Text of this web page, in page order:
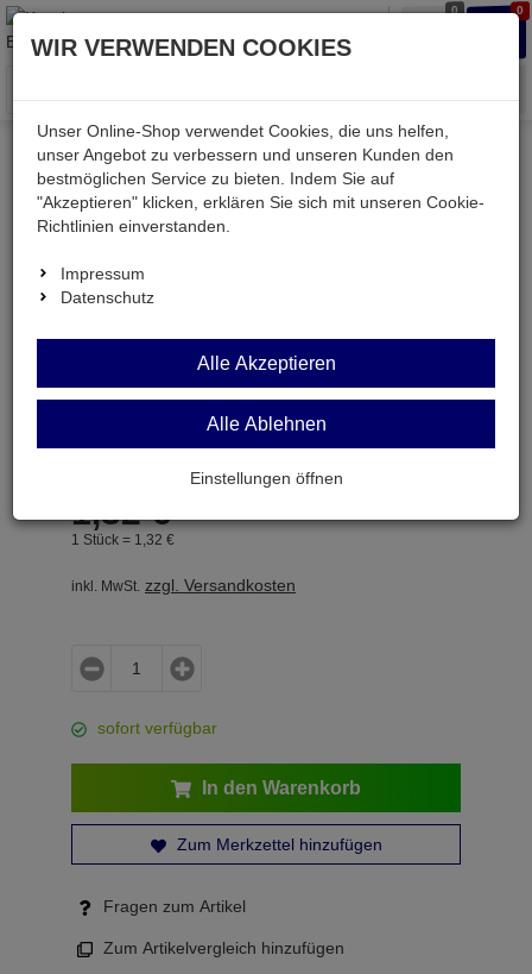
0 0
Menü
Weiter einkaufen Kessler electronic
Bauteile aktiv
LA6082D
LA6082D
Japan-IC
1,32 €
1 Stück = 1, 32 €
inkl. MwSt. zzgl. Versandkosten
sofort verfügbar
In den Warenkorb
Zum Merkzettel hinzufügen
Fragen zum Artikel
Zum Artikelvergleich hinzufügen
WIR VERWENDEN COOKIES
Unser Online-Shop verwendet Cookies, die uns helfen,
unser Angebot zu verbessern und unseren Kunden den
bestmöglichen Service zu bieten. Indem Sie auf
"Akzeptieren" klicken, erklären Sie sich mit unseren Cookie-
Richtlinien einverstanden.
Impressum
Datenschutz
Alle Akzeptieren
Alle Ablehnen
Einstellungen öffnen